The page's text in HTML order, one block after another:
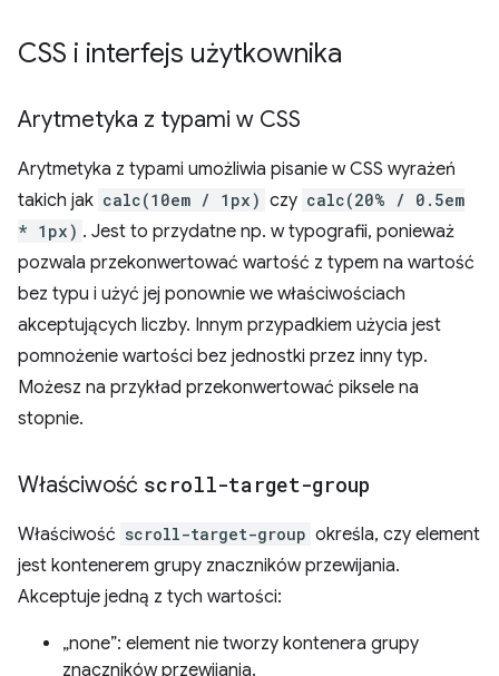
CSS i interfejs użytkownika
Arytmetyka z typami w CSS
Arytmetyka z typami umożliwia pisanie w CSS wyrażeń
takich jak calc(10em / 1px) czy calc(20% / 0.5em
* 1px) . Jest to przydatne np. w typografii, ponieważ
pozwala przekonwertować wartość z typem na wartość
bez typu i użyć jej ponownie we właściwościach
akceptujących liczby. Innym przypadkiem użycia jest
pomnożenie wartości bez jednostki przez inny typ.
Możesz na przykład przekonwertować piksele na
stopnie.
Właściwość scroll-target-group
Właściwość scroll-target-group określa, czy element
jest kontenerem grupy znaczników przewijania.
Akceptuje jedną z tych wartości:
„none”: element nie tworzy kontenera grupy
znaczników przewijania.